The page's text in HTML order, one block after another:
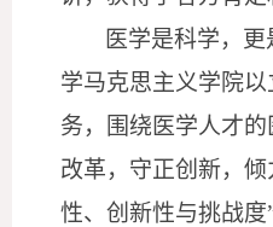
医学是科学，
学马克思主义学院
务，围绕医学人才
改革，守正创新，
性、创新性与挑战